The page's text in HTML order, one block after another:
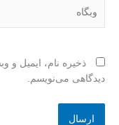
ذخیره نام، ایمیل و
دیدگاهی می‌نویسم.